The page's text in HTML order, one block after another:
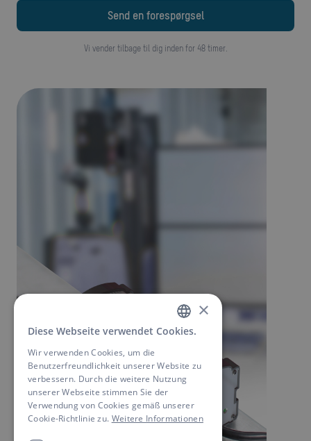
Vi vender tilbage til dig inden for 48 timer.
GERMAN
ENGLISH
×
Diese Webseite verwendet Cookies.
Wir verwenden Cookies, um die
Benutzerfreundlichkeit unserer Website zu
verbessern. Durch die weitere Nutzung
unserer Webseite stimmen Sie der
Verwendung von Cookies gemäß unserer
Cookie-Richtlinie zu. Weitere Informationen